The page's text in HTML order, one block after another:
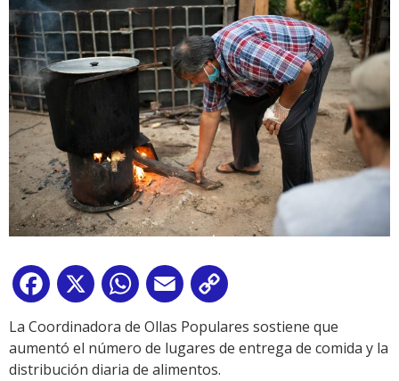
Facebook
X WhatsApp
Email
Link
La Coordinadora de Ollas Populares sostiene que
aumentó el número de lugares de entrega de comida y la
distribución diaria de alimentos.